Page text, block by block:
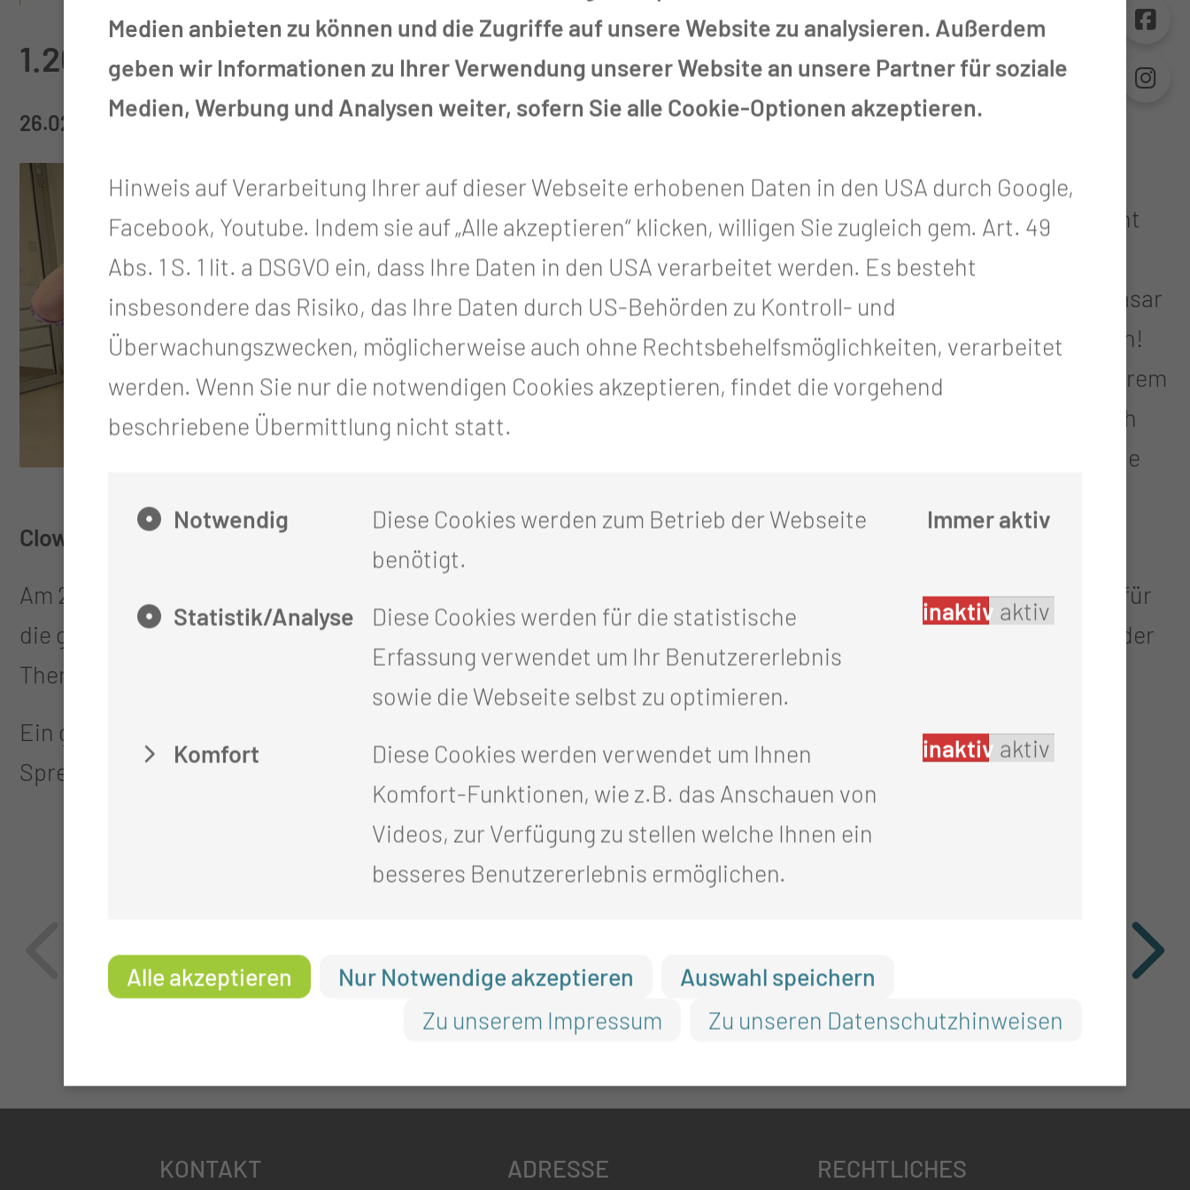
1.200 Euro für den guten Zweck
26.02.2025
Die Freiwilligenagentur Spremberg hat einmal mehr
bewiesen, wie stark gemeinschaftliches Engagement
wirken kann. Mit viel Herzblut und Einsatz haben die
ehrenamtlichen Helfer einen vorweihnachtlichen Basar
organisiert – und der Erfolg konnte sich sehen lassen!
Zahlreiche Besucher unterstützten die Aktion mit ihrem
Einkauf, zudem steuerten engagierte Mitglieder noch
individuelle Spenden bei. So kam die beeindruckende
Clownssprechstunde, die mit Humor und Herzlichkeit so viel bewirkt.
Am 25. Februar war es dann soweit: Mit Musik, guter Laune und jeder Menge Lächeln wurde das Dankeschön für
die großzügige Unterstützung entgegengenommen. Eine wunderbare Geste, die zeigt, wie wichtig Humor in der
Therapie sein kann.
Ein großes Dankeschön an alle Spender und die unermüdlichen Organisatoren der Freiwilligenagentur
Spremberg – eure Unterstützung bringt Freude und Zuversicht!
KONTAKT ADRESSE RECHTLICHES
Medien anbieten zu können und die Zugriffe auf unsere Website zu analysieren. Außerdem
geben wir Informationen zu Ihrer Verwendung unserer Website an unsere Partner für soziale
Medien, Werbung und Analysen weiter, sofern Sie alle Cookie-Optionen akzeptieren.
Hinweis auf Verarbeitung Ihrer auf dieser Webseite erhobenen Daten in den USA durch Google,
Facebook, Youtube. Indem sie auf „Alle akzeptieren“ klicken, willigen Sie zugleich gem. Art. 49
Abs. 1 S. 1 lit. a DSGVO ein, dass Ihre Daten in den USA verarbeitet werden. Es besteht
insbesondere das Risiko, das Ihre Daten durch US-Behörden zu Kontroll- und
Überwachungszwecken, möglicherweise auch ohne Rechtsbehelfsmöglichkeiten, verarbeitet
werden. Wenn Sie nur die notwendigen Cookies akzeptieren, findet die vorgehend
beschriebene Übermittlung nicht statt.
Notwendig
Diese Cookies werden zum Betrieb der Webseite
benötigt.
Immer aktiv
Statistik/Analyse
Diese Cookies werden für die statistische
Erfassung verwendet um Ihr Benutzererlebnis
sowie die Webseite selbst zu optimieren.
inaktiv aktiv
Komfort
Diese Cookies werden verwendet um Ihnen
Komfort-Funktionen, wie z.B. das Anschauen von
Videos, zur Verfügung zu stellen welche Ihnen ein
besseres Benutzererlebnis ermöglichen.
inaktiv aktiv
Alle akzeptieren Nur Notwendige akzeptieren
Auswahl speichern
Zu unseren Datenschutzhinweisen
Zu unserem Impressum